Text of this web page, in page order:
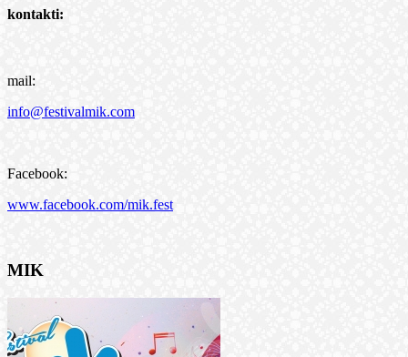
kontakti:
mail:
info@festivalmik.com
Facebook:
www.facebook.com/mik.fest
MIK